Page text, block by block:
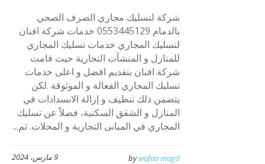
شركة لتسليك مجاري الصرف الصحي
بالدمام 0553445129 خدمات شركة افنان
لتسليك المجاري خدمات تسليك المجاري
للمنازل و المنشآت التجارية حيث قامت
شركة افنان بتقديم افضل و اعلى خدمات
تسليك المجاري الفعالة و الموثوقة .لكن
يتضمن ذلك تنظيف و إزالة الانسدادات في
المنازل و الشقق السكنية، فضلاً عن تسليك
المجاري في المبانى التجارية و المحلات. ثم...
9 مارس، 2024 bywafaa magd